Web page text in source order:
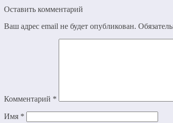
Оставить комментарий
Ваш адрес email не будет опубликован.
Комментарий *
Имя *